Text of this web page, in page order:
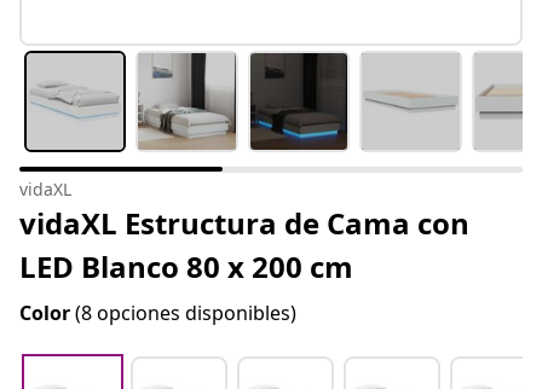
vidaXL
vidaXL Estructura de Cama con
LED Blanco 80 x 200 cm
Color(8 opciones disponibles)